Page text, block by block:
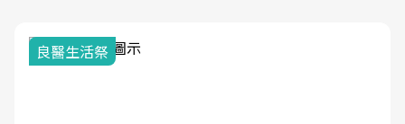
我與健康韌性的距離